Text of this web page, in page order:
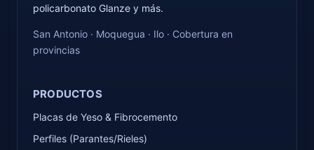
policarbonato Glanze y más.
San Antonio · Moquegua · Ilo · Cobertura en
provincias
PRODUCTOS
Placas de Yeso & Fibrocemento
Perfiles (Parantes/Rieles)